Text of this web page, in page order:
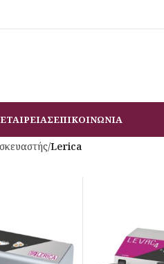
ΕΠΙΚΟΙΝΩΝΙΑ
/Lerica